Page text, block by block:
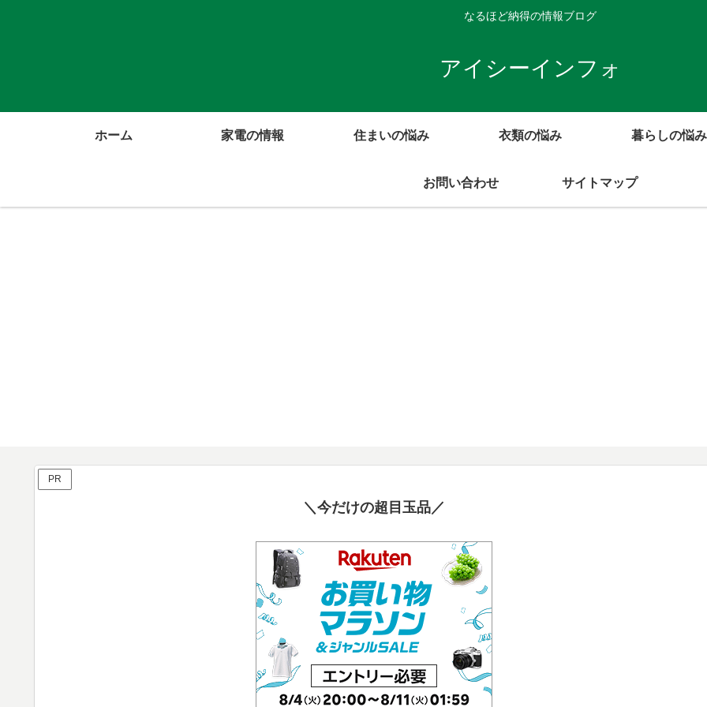
なるほど納得の情報ブログ
アイシーインフォ
ホーム 家電の情報 住まいの悩み 衣類の悩み 暮らしの悩み
お問い合わせ サイトマップ
PR
＼今だけの超目玉品／